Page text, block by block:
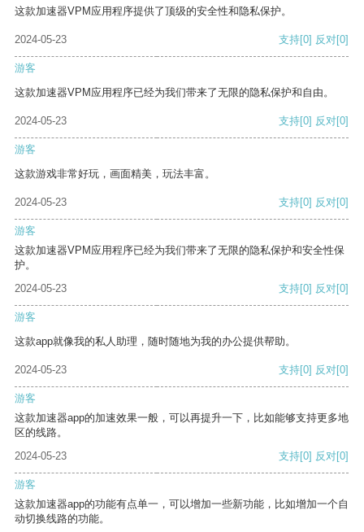
这款加速器VPM应用程序提供了顶级的安全性和隐私保护。
2024-05-23 支持[0] 反对[0]
游客
这款加速器VPM应用程序已经为我们带来了无限的隐私保护和自由。
2024-05-23 支持[0] 反对[0]
游客
这款游戏非常好玩，画面精美，玩法丰富。
2024-05-23 支持[0] 反对[0]
游客
这款加速器VPM应用程序已经为我们带来了无限的隐私保护和安全性保
护。
2024-05-23
支持[0] 反对[0]
游客
这款app就像我的私人助理，随时随地为我的办公提供帮助。
2024-05-23 支持[0] 反对[0]
游客
这款加速器app的加速效果一般，可以再提升一下，比如能够支持更多地
区的线路。
2024-05-23
支持[0] 反对[0]
游客
这款加速器app的功能有点单一，可以增加一些新功能，比如增加一个自
动切换线路的功能。